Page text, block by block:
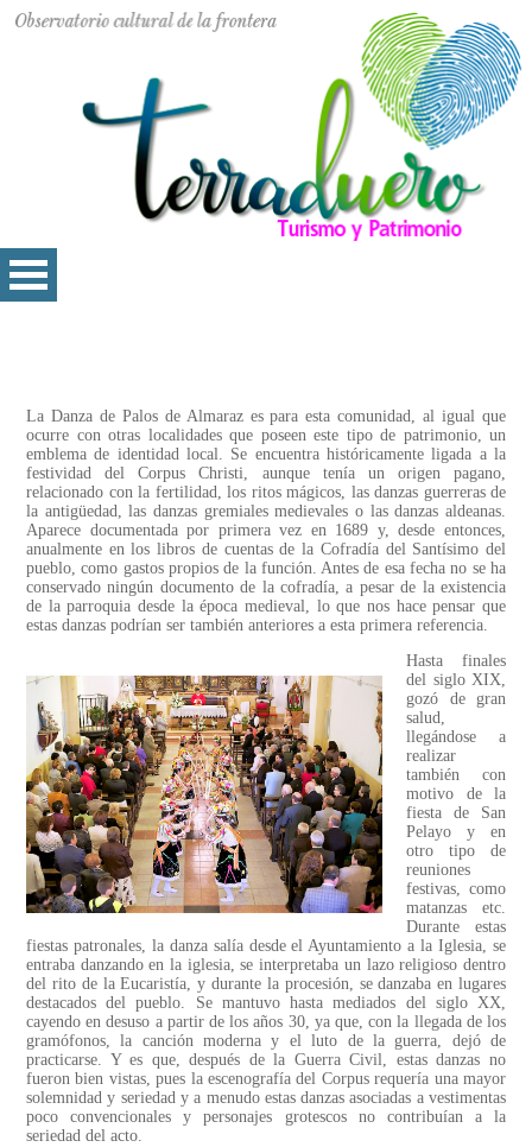
La Danza de Palos de Almaraz es para esta comunidad, al igual que
ocurre con otras localidades que poseen este tipo de patrimonio, un
emblema de identidad local. Se encuentra históricamente ligada a la
festividad del Corpus Christi, aunque tenía un origen pagano,
relacionado con la fertilidad, los ritos mágicos, las danzas guerreras de
la antigüedad, las danzas gremiales medievales o las danzas aldeanas.
Aparece documentada por primera vez en 1689 y, desde entonces,
anualmente en los libros de cuentas de la Cofradía del Santísimo del
pueblo, como gastos propios de la función. Antes de esa fecha no se ha
conservado ningún documento de la cofradía, a pesar de la existencia
de la parroquia desde la época medieval, lo que nos hace pensar que
estas danzas podrían ser también anteriores a esta primera referencia.
Hasta finales
del siglo XIX,
gozó de gran
salud,
llegándose a
realizar
también con
motivo de la
fiesta de San
Pelayo y en
otro tipo de
reuniones
festivas, como
matanzas etc.
Durante estas
fiestas patronales, la danza salía desde el Ayuntamiento a la Iglesia, se
entraba danzando en la iglesia, se interpretaba un lazo religioso dentro
del rito de la Eucaristía, y durante la procesión, se danzaba en lugares
destacados del pueblo. Se mantuvo hasta mediados del siglo XX,
cayendo en desuso a partir de los años 30, ya que, con la llegada de los
gramófonos, la canción moderna y el luto de la guerra, dejó de
practicarse. Y es que, después de la Guerra Civil, estas danzas no
fueron bien vistas, pues la escenografía del Corpus requería una mayor
solemnidad y seriedad y a menudo estas danzas asociadas a vestimentas
poco convencionales y personajes grotescos no contribuían a la
seriedad del acto.